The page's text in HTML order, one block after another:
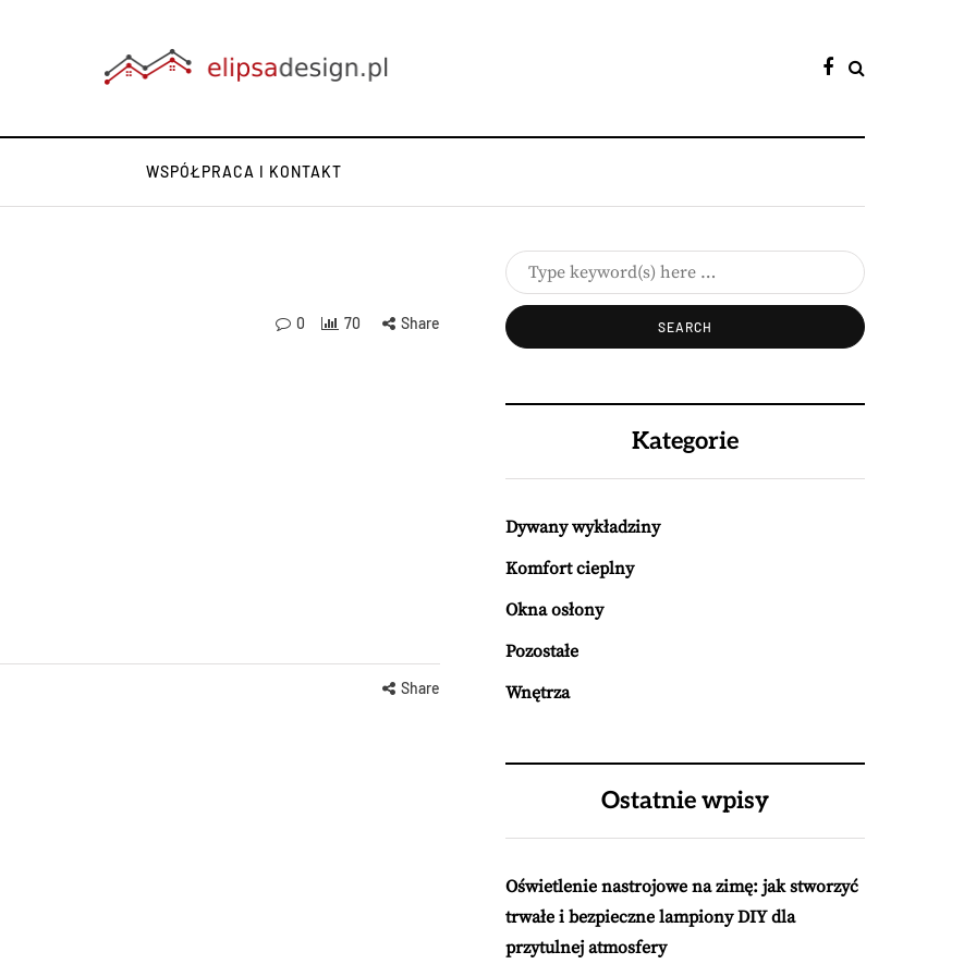
WSPÓŁPRACA I KONTAKT
0 70 Share
Share
Kategorie
Dywany wykładziny
Komfort cieplny
Okna osłony
Pozostałe
Wnętrza
Ostatnie wpisy
Oświetlenie nastrojowe na zimę: jak stworzyć
trwałe i bezpieczne lampiony DIY dla
przytulnej atmosfery